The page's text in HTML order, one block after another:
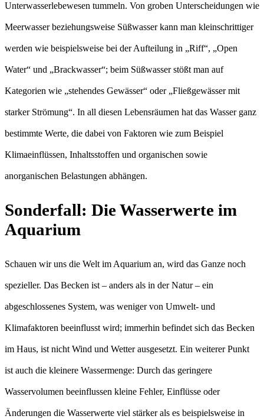
Unterwasserlebewesen tummeln. Von groben Unterscheidungen wie
Meerwasser beziehungsweise Süßwasser kann man kleinschrittiger
werden wie beispielsweise bei der Aufteilung in „Riff“, „Open
Water“ und „Brackwasser“; beim Süßwasser stößt man auf
Kategorien wie „stehendes Gewässer“ oder „Fließgewässer mit
starker Strömung“. In all diesen Lebensräumen hat das Wasser ganz
bestimmte Werte, die dabei von Faktoren wie zum Beispiel
Klimaeinflüssen, Inhaltsstoffen und organischen sowie
anorganischen Belastungen abhängen.
Sonderfall: Die Wasserwerte im
Aquarium
Schauen wir uns die Welt im Aquarium an, wird das Ganze noch
spezieller. Das Becken ist – anders als in der Natur – ein
abgeschlossenes System, was weniger von Umwelt- und
Klimafaktoren beeinflusst wird; immerhin befindet sich das Becken
im Haus, ist nicht Wind und Wetter ausgesetzt. Ein weiterer Punkt
ist auch die kleinere Wassermenge: Durch das geringere
Wasservolumen beeinflussen kleine Fehler, Einflüsse oder
Änderungen die Wasserwerte viel stärker als es beispielsweise in